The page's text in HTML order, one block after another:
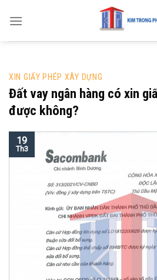
XIN GIẤY PHÉP XÂY DỰNG
Đất vay ngân hàng có xin
được không?
19
Th3